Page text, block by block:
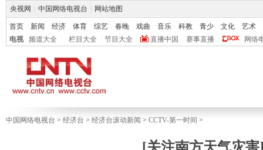
央视网 中国网络电视台 网站地图
首页 新闻 经济 体育 综艺 春晚 戏曲 音乐 科教 青少 文化
艺术
电视
频道大全 栏目大全 节目大全 直播中国 赛事直播 网络
中国网络电视台 > 经济台 > 经济台滚动新闻 > CCTV-第一时间 >